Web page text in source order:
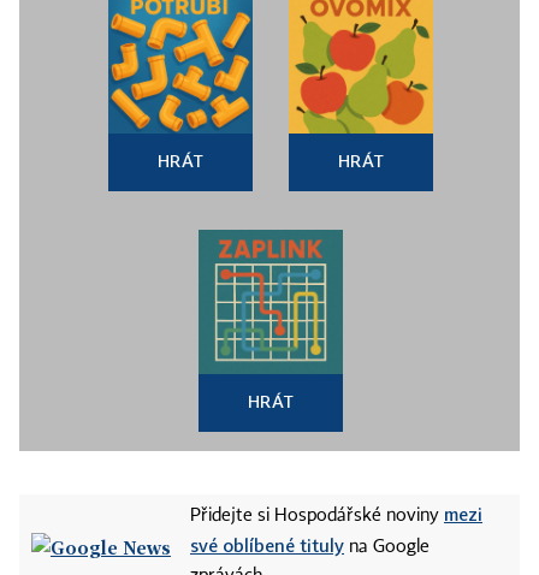
HRÁT HRÁT
HRÁT
Přidejte si Hospodářské noviny mezi
své oblíbené tituly na Google